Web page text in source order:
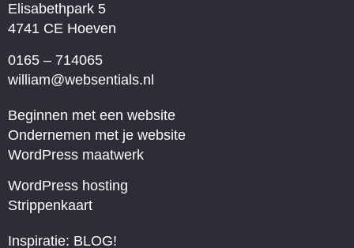
Elisabethpark 5
4741 CE Hoeven
0165 – 714065
william@websentials.nl
Beginnen met een website
Ondernemen met je website
WordPress maatwerk
WordPress hosting
Strippenkaart
Inspiratie: BLOG!